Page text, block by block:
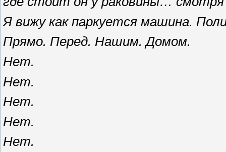
Я вижу как паркуется машина.
Прямо. Перед. Нашим. Домом.
Нет.
Нет.
Нет.
Нет.
Нет.